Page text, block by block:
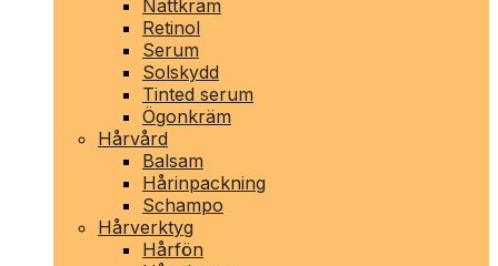
Nattkräm
Retinol
Serum
Solskydd
Tinted serum
Ögonkräm
Hårvård
Balsam
Hårinpackning
Schampo
Hårverktyg
Hårfön